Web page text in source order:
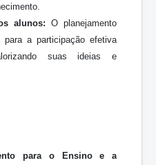
alunos: O planejamento
para a participação efetiva
suas ideias e
para o Ensino e a